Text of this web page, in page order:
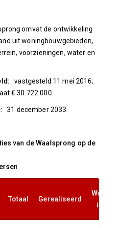
omvat de ontwikkeling
uit woningbouwgebieden,
voorzieningen, water en
vastgesteld 11 mei 2016;
€ 30.722.000.
31 december 2033.
van de Waalsprong op de
Totaal Gerealiseerd
in